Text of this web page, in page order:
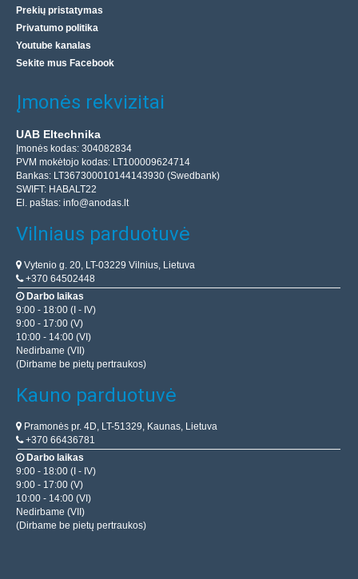
Prekių pristatymas
Privatumo politika
Youtube kanalas
Sekite mus Facebook
Įmonės rekvizitai
UAB Eltechnika
Įmonės kodas: 304082834
PVM mokėtojo kodas: LT100009624714
Bankas: LT367300010144143930 (Swedbank)
SWIFT: HABALT22
El. paštas: info@anodas.lt
Vilniaus parduotuvė
Vytenio g. 20, LT-03229 Vilnius, Lietuva
+370 64502448
Darbo laikas
9:00 - 18:00 (I - IV)
9:00 - 17:00 (V)
10:00 - 14:00 (VI)
Nedirbame (VII)
(Dirbame be pietų pertraukos)
Kauno parduotuvė
Pramonės pr. 4D, LT-51329, Kaunas, Lietuva
+370 66436781
Darbo laikas
9:00 - 18:00 (I - IV)
9:00 - 17:00 (V)
10:00 - 14:00 (VI)
Nedirbame (VII)
(Dirbame be pietų pertraukos)